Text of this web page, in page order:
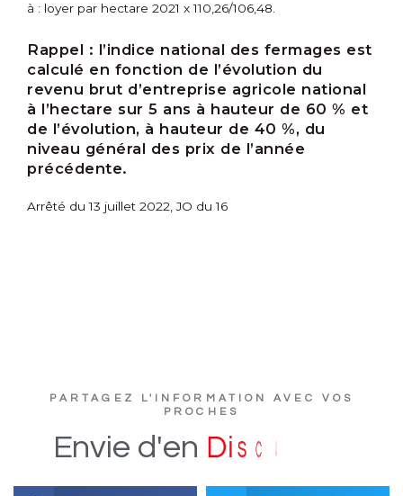
à : loyer par hectare 2021 x 110,26/106,48.
Rappel : l’indice national des fermages est
calculé en fonction de l’évolution du
revenu brut d’entreprise agricole national
à l’hectare sur 5 ans à hauteur de 60 % et
de l’évolution, à hauteur de 40 %, du
niveau général des prix de l’année
précédente.
Arrêté du 13 juillet 2022, JO du 16
PARTAGEZ L'INFORMATION AVEC VOS
PROCHES
Envie d'en Dis c u